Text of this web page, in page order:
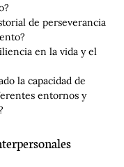
de perseverancia
en la vida y el
la capacidad de
entornos y